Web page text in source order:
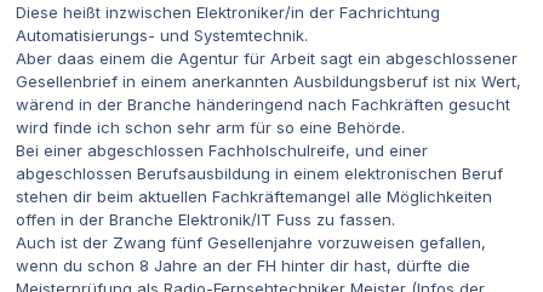
Diese heißt inzwischen Elektroniker/in der Fachrichtung
Automatisierungs- und Systemtechnik.
Aber daas einem die Agentur für Arbeit sagt ein abgeschlossener
Gesellenbrief in einem anerkannten Ausbildungsberuf ist nix Wert,
wärend in der Branche händeringend nach Fachkräften gesucht
wird finde ich schon sehr arm für so eine Behörde.
Bei einer abgeschlossen Fachholschulreife, und einer
abgeschlossen Berufsausbildung in einem elektronischen Beruf
stehen dir beim aktuellen Fachkräftemangel alle Möglichkeiten
offen in der Branche Elektronik/IT Fuss zu fassen.
Auch ist der Zwang fünf Gesellenjahre vorzuweisen gefallen,
wenn du schon 8 Jahre an der FH hinter dir hast, dürfte die
Meisterprüfung als Radio-Fernsehtechniker Meister (Infos der